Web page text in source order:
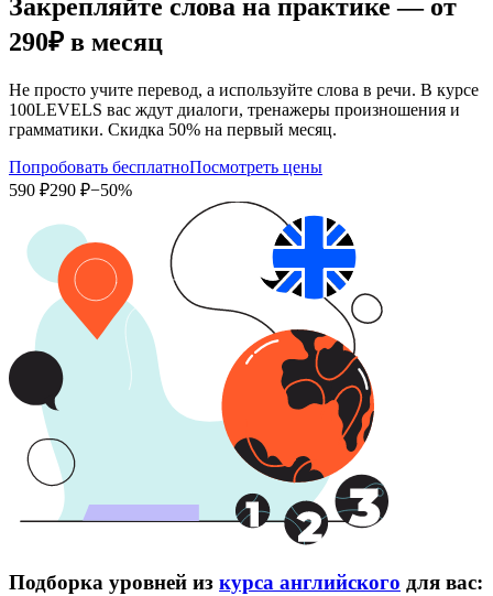
Закрепляйте слова на практике — от
290₽ в месяц
Не просто учите перевод, а используйте слова в речи. В курсе
100LEVELS вас ждут диалоги, тренажеры произношения и
грамматики. Скидка 50% на первый месяц.
Попробовать бесплатноПосмотреть цены
590 ₽290 ₽−50%
Подборка уровней из курса английского для вас: